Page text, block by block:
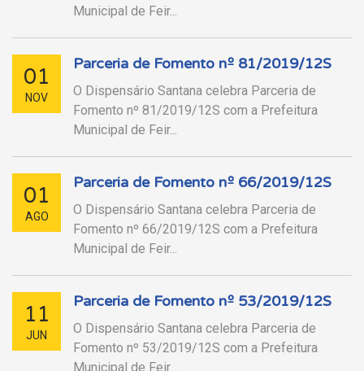
Municipal de Feir...
01
NOV
Parceria de Fomento nº 81/2019/12S
O Dispensário Santana celebra Parceria de
Fomento nº 81/2019/12S com a Prefeitura
Municipal de Feir...
01
AGO
Parceria de Fomento nº 66/2019/12S
O Dispensário Santana celebra Parceria de
Fomento nº 66/2019/12S com a Prefeitura
Municipal de Feir...
11
JUN
Parceria de Fomento nº 53/2019/12S
O Dispensário Santana celebra Parceria de
Fomento nº 53/2019/12S com a Prefeitura
Municipal de Feir...